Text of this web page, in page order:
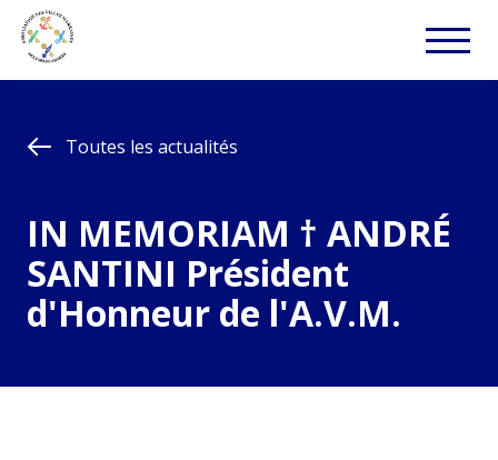
Toutes les actualités
IN MEMORIAM † ANDRÉ
SANTINI Président
d'Honneur de l'A.V.M.